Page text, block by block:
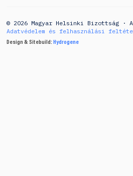
© 2026 Magyar Helsinki Bizottság
Adatvédelem és felhasználási
Design & Sitebuild: Hydrogene